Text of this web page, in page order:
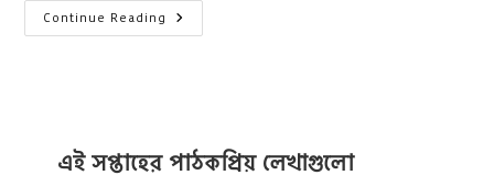
Continue Reading সফলতা
নিয়ে
উক্তি
এই সপ্তাহের পাঠকপ্রিয় লেখাগুলো